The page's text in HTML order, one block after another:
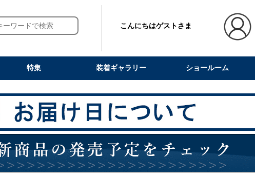
こんにちはゲストさま
特集 装着ギャラリー ショールーム